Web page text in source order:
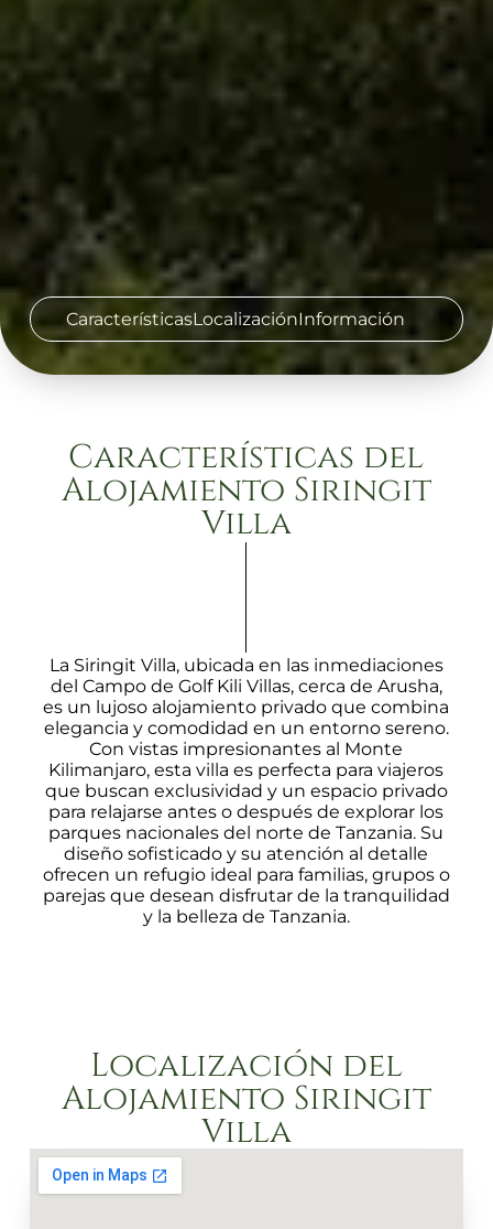
CaracterísticasLocalizaciónInformación
Características del
Alojamiento Siringit
Villa
La Siringit Villa, ubicada en las inmediaciones
del Campo de Golf Kili Villas, cerca de Arusha,
es un lujoso alojamiento privado que combina
elegancia y comodidad en un entorno sereno.
Con vistas impresionantes al Monte
Kilimanjaro, esta villa es perfecta para viajeros
que buscan exclusividad y un espacio privado
para relajarse antes o después de explorar los
parques nacionales del norte de Tanzania. Su
diseño sofisticado y su atención al detalle
ofrecen un refugio ideal para familias, grupos o
parejas que desean disfrutar de la tranquilidad
y la belleza de Tanzania.
Localización del
Alojamiento Siringit
Villa